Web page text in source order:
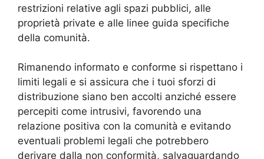
restrizioni relative agli spazi pubblici, alle
proprietà private e alle linee guida specifiche
della comunità.
Rimanendo informato e conforme si rispettano i
limiti legali e si assicura che i tuoi sforzi di
distribuzione siano ben accolti anziché essere
percepiti come intrusivi, favorendo una
relazione positiva con la comunità e evitando
eventuali problemi legali che potrebbero
derivare dalla non conformità, salvaguardando